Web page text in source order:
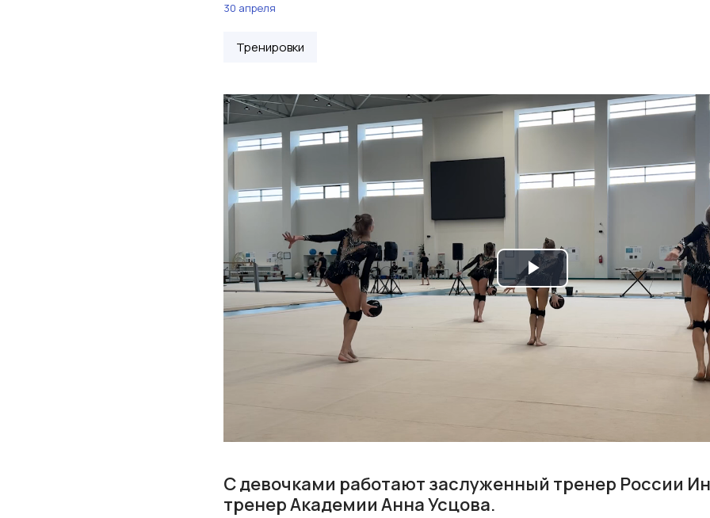
30 апреля
Тренировки
Play
Video
С девочками работают заслуженный тренер России
тренер Академии Анна Усцова.